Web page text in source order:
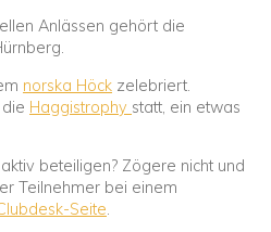
Anlässen gehört die
norska Höck zelebriert.
Haggistrophy statt, ein etwas
beteiligen? Zögere nicht und
Teilnehmer bei einem
Seite.